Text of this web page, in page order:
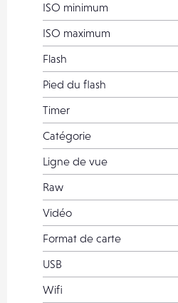
ISO minimum
ISO maximum
Flash
Pied du flash
Timer
Catégorie
Ligne de vue
Raw
Vidéo
Format de carte
USB
Wifi